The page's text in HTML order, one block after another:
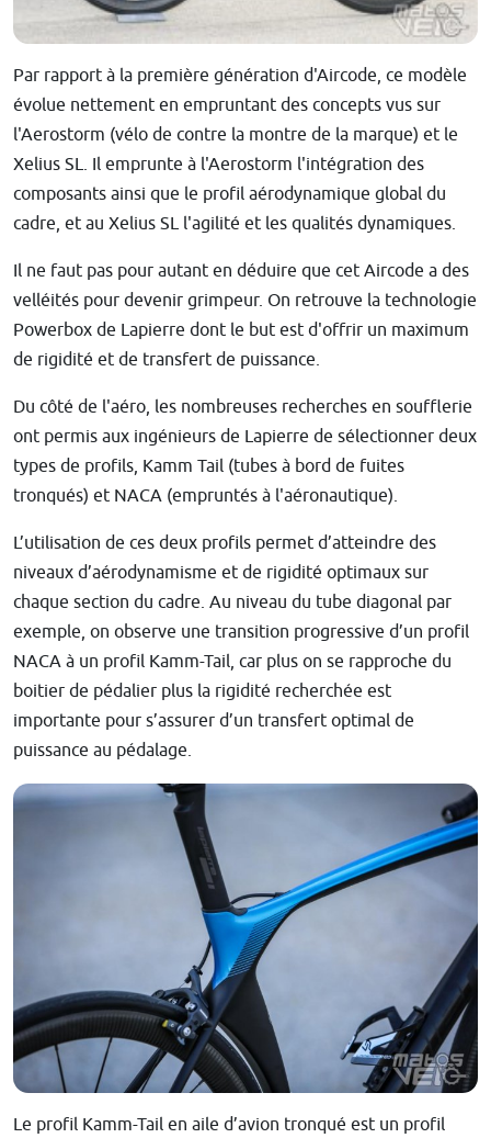
Par rapport à la première génération d'Aircode, ce modèle
évolue nettement en empruntant des concepts vus sur
l'Aerostorm (vélo de contre la montre de la marque) et le
Xelius SL. Il emprunte à l'Aerostorm l'intégration des
composants ainsi que le profil aérodynamique global du
cadre, et au Xelius SL l'agilité et les qualités dynamiques.
Il ne faut pas pour autant en déduire que cet Aircode a des
velléités pour devenir grimpeur. On retrouve la technologie
Powerbox de Lapierre dont le but est d'offrir un maximum
de rigidité et de transfert de puissance.
Du côté de l'aéro, les nombreuses recherches en soufflerie
ont permis aux ingénieurs de Lapierre de sélectionner deux
types de profils, Kamm Tail (tubes à bord de fuites
tronqués) et NACA (empruntés à l'aéronautique).
L’utilisation de ces deux profils permet d’atteindre des
niveaux d’aérodynamisme et de rigidité optimaux sur
chaque section du cadre. Au niveau du tube diagonal par
exemple, on observe une transition progressive d’un profil
NACA à un profil Kamm-Tail, car plus on se rapproche du
boitier de pédalier plus la rigidité recherchée est
importante pour s’assurer d’un transfert optimal de
puissance au pédalage.
Le profil Kamm-Tail en aile d’avion tronqué est un profil